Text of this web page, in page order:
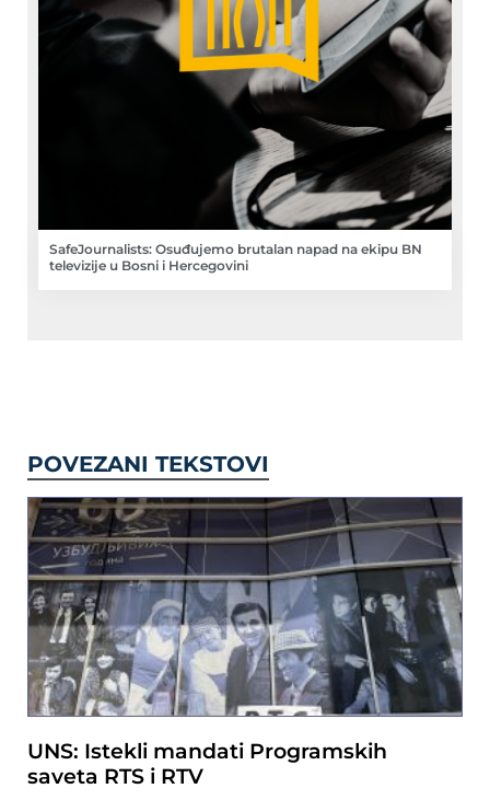
SafeJournalists: Osuđujemo brutalan napad na ekipu BN
televizije u Bosni i Hercegovini
POVEZANI TEKSTOVI
UNS: Istekli mandati Programskih
saveta RTS i RTV